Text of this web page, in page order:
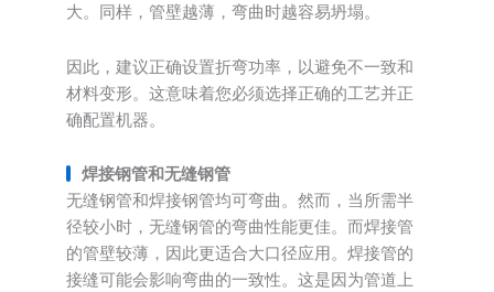
大。同样，管壁越薄，弯曲时越容易坍塌。
因此，建议正确设置折弯功率，以避免不一致和
材料变形。这意味着您必须选择正确的工艺并正
确配置机器。
焊接钢管和无缝钢管
无缝钢管和焊接钢管均可弯曲。然而，当所需半
径较小时，无缝钢管的弯曲性能更佳。而焊接管
的管壁较薄，因此更适合大口径应用。焊接管的
接缝可能会影响弯曲的一致性。这是因为管道上